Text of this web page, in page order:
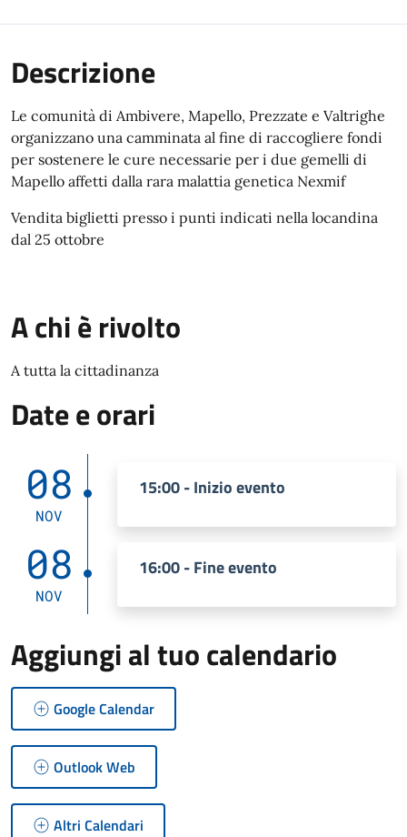
Descrizione
Le comunità di Ambivere, Mapello, Prezzate e Valtrighe
organizzano una camminata al fine di raccogliere fondi
per sostenere le cure necessarie per i due gemelli di
Mapello affetti dalla rara malattia genetica Nexmif
Vendita biglietti presso i punti indicati nella locandina
dal 25 ottobre
A chi è rivolto
A tutta la cittadinanza
Date e orari
08
NOV
15:00 - Inizio evento
08
NOV
16:00 - Fine evento
Aggiungi al tuo calendario
Google Calendar
Outlook Web
Altri Calendari